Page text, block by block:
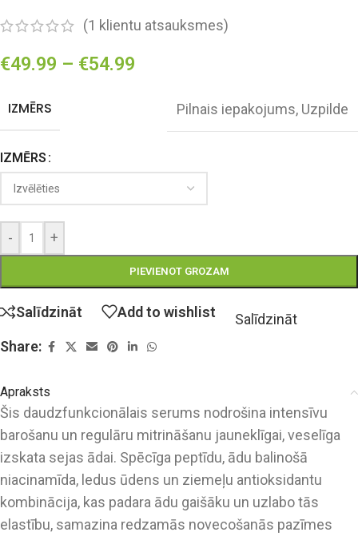
(1 klientu atsauksmes)
€49.99 – €54.99
IZMĒRS Pilnais iepakojums, Uzpilde
IZMĒRS
- +
PIEVIENOT GROZAM
Salīdzināt Add to wishlist
Salīdzināt
Share:
Apraksts
Šis daudzfunkcionālais serums nodrošina intensīvu
barošanu un regulāru mitrināšanu jauneklīgai, veselīga
izskata sejas ādai. Spēcīga peptīdu, ādu balinošā
niacinamīda, ledus ūdens un ziemeļu antioksidantu
kombinācija, kas padara ādu gaišāku un uzlabo tās
elastību, samazina redzamās novecošanās pazīmes